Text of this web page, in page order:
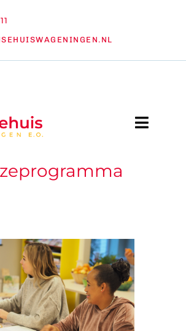
Toggle
& STAGIAIRES